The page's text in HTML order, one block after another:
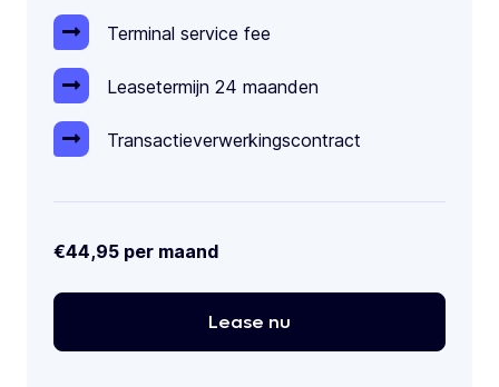
Terminal service fee
Leasetermijn 24 maanden
Transactie­verwerkings­contract
€44,95 per maand
Lease nu